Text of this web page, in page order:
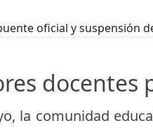
docentes
la comunidad